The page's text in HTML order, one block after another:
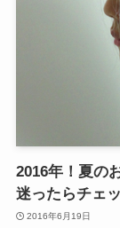
2016年！夏の
迷ったらチェ
2016年6月19日